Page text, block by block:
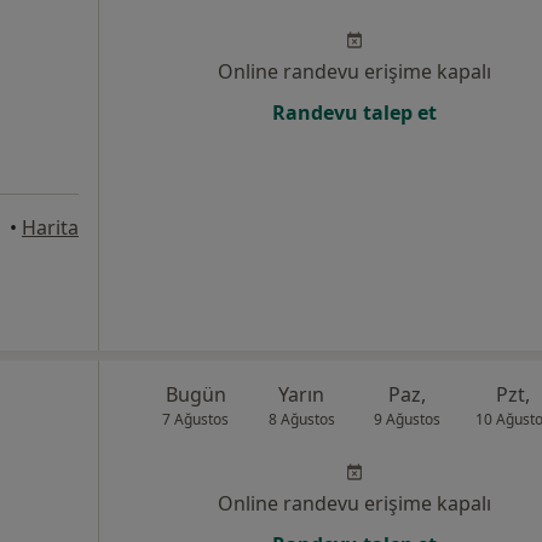
• Harita
Online randevu erişime kapalı
Randevu talep et
Bugün
7 Ağustos
Yarın
8 Ağustos
Paz,
9 Ağustos
Pzt,
10
Online randevu erişime kapalı